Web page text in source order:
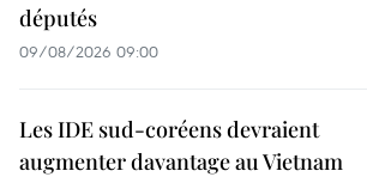
députés
09/08/2026 09:00
Les IDE sud-coréens devraient
augmenter davantage au Vietnam